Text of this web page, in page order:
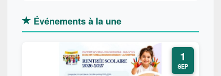
Événements à la une
1
SEP